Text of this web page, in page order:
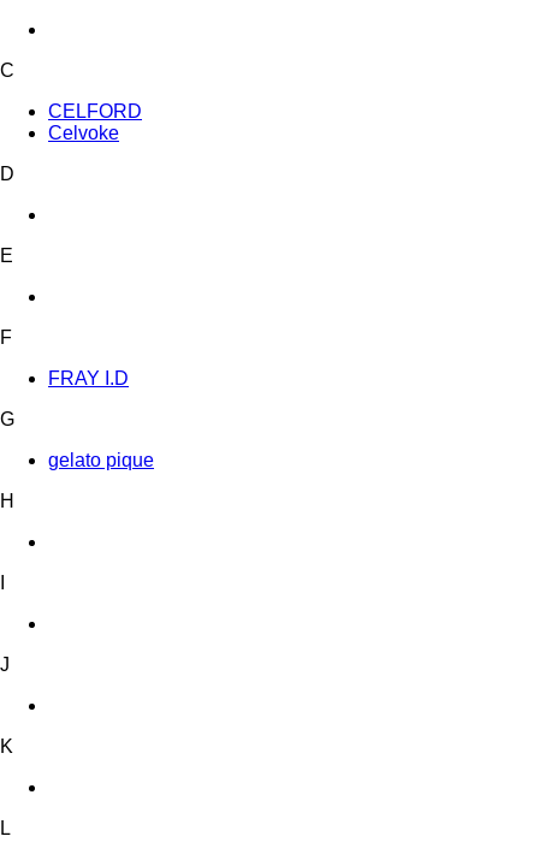
C
CELFORD
Celvoke
D
E
F
FRAY I.D
G
gelato pique
H
J
K
L